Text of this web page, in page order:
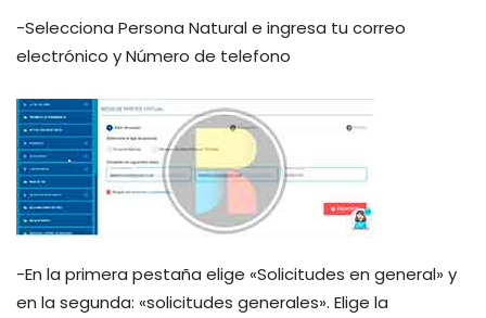
-Selecciona Persona Natural e ingresa tu correo
electrónico y Número de telefono
-En la primera pestaña elige «Solicitudes en general» y
en la segunda: «solicitudes generales». Elige la